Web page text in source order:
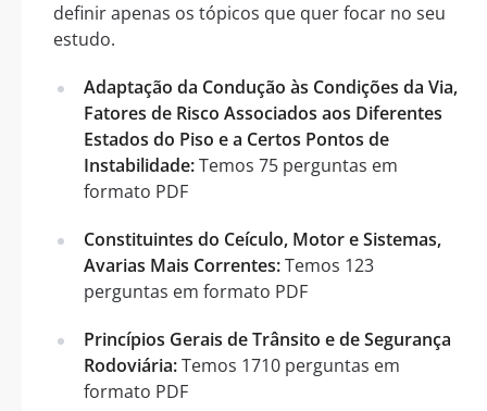
definir apenas os tópicos que quer focar no seu
estudo.
Adaptação da Condução às Condições da Via,
Fatores de Risco Associados aos Diferentes
Estados do Piso e a Certos Pontos de
Instabilidade:Temos 75 perguntas em
formato PDF
Constituintes do Ceículo, Motor e Sistemas,
Avarias Mais Correntes:Temos 123
perguntas em formato PDF
Princípios Gerais de Trânsito e de Segurança
Rodoviária:Temos 1710 perguntas em
formato PDF